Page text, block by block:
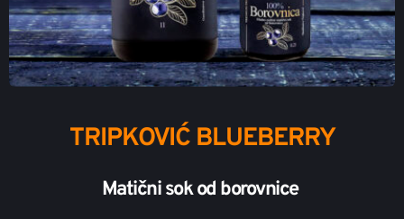
TRIPKOVIĆ BLUEBERRY
Matični sok od borovnice